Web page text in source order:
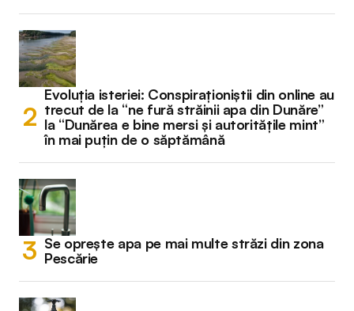
Evoluția isteriei: Conspiraționiștii din online au
trecut de la “ne fură străinii apa din Dunăre”
la “Dunărea e bine mersi și autoritățile mint”
în mai puțin de o săptămână
Se oprește apa pe mai multe străzi din zona
Pescărie